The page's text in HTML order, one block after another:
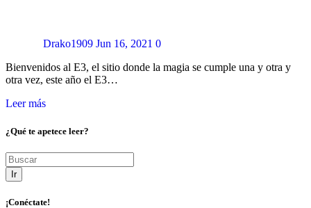
Drako1909 Jun 16, 2021 0
Bienvenidos al E3, el sitio donde la magia se cumple una y otra y
otra vez, este año el E3…
Leer más
¿Qué te apetece leer?
Ir
¡Conéctate!